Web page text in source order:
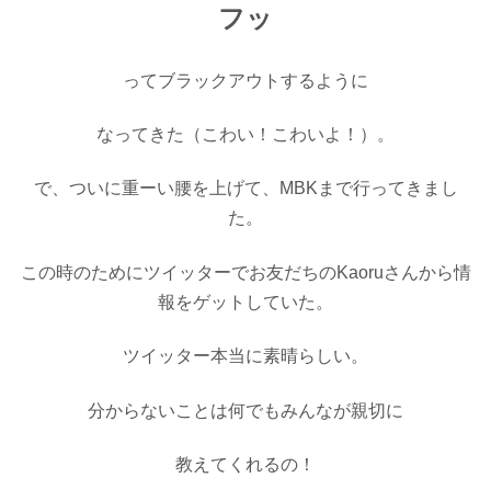
フッ
ってブラックアウトするように
なってきた（こわい！こわいよ！）。
で、ついに重ーい腰を上げて、 MBKまで行ってきまし
た。
この時のためにツイッターでお友だちのKaoruさんから情
報をゲットしていた。
ツイッター本当に素晴らしい。
分からないことは何でもみんなが親切に
教えてくれるの！